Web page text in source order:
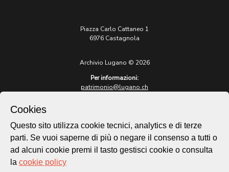
Piazza Carlo Cattaneo 1
6976 Castagnola
Archivio Lugano © 2026
Per informazioni:
patrimonio@lugano.ch
lugano.ch
Cookie policy
Cookies
Questo sito utilizza cookie tecnici, analytics e di terze
parti. Se vuoi saperne di più o negare il consenso a tutti o
ad alcuni cookie premi il tasto gestisci cookie o consulta
la cookie policy